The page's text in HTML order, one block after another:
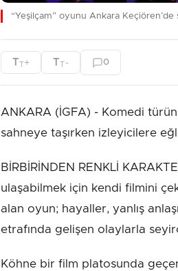
“Yeşilçam” oyunu Ankara Keçiören’de
TT+ TT - 0
ANKARA (İGFA) - Komedi
sahneye taşırken izleyicilere
BİRBİRİNDEN RENKLİ
ulaşabilmek için kendi filmini
alan oyun; hayaller, yanlış
etrafında gelişen olaylarla
Köhne bir film platosunda